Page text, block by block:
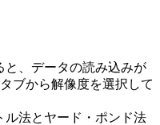
と、データの読み込みが
ブから解像度を選択して
ル法とヤード・ポンド法